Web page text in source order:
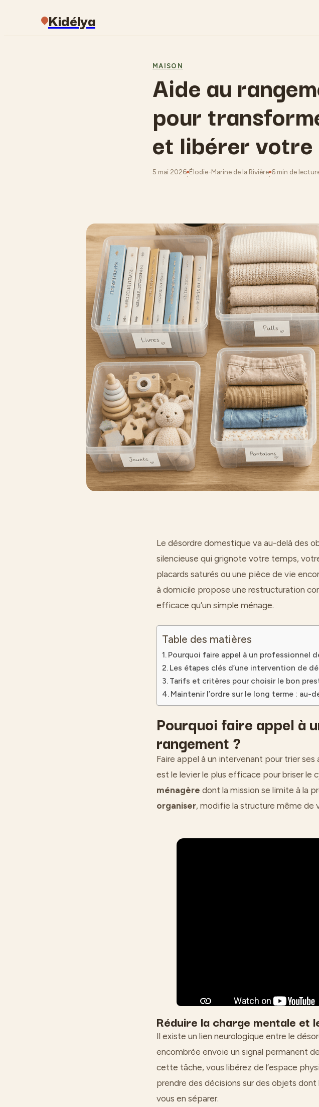
Kidélya
MAISON
Aide au
pour
et libérer
5 mai 2026
·
Élodie-Marine de la Rivière
·
6 min de
Le désordre domestique va au-delà des
silencieuse qui grignote votre temps,
placards saturés ou une pièce de vie
à domicile propose une restructuration
efficace qu’un simple ménage.
Table des matières
Pourquoi faire appel à un professionnel
Les étapes clés d’une intervention de
Tarifs et critères pour choisir le bon
Maintenir l’ordre sur le long terme : au-
Pourquoi faire appel à
rangement ?
Faire appel à un intervenant pour trier
est le levier le plus efficace pour briser le
ménagère dont la mission se limite à la
organiser, modifie la structure même de
Réduire la charge mentale et
Il existe un lien neurologique entre le
encombrée envoie un signal permanent
cette tâche, vous libérez de l’espace
prendre des décisions sur des objets
vous en séparer.